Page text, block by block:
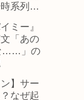
系列順
ミー』
「あの
……」の
】サー
なぜ起